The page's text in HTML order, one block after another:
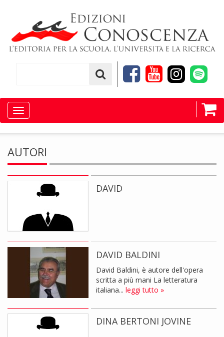
Toggle
navigation
AUTORI
DAVID
DAVID BALDINI
David Baldini, è autore dell'opera
scritta a più mani La letteratura
italiana... leggi tutto »
DINA BERTONI JOVINE